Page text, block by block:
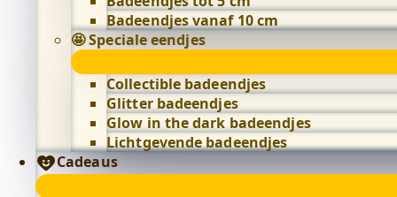
Badeendjes vanaf 10 cm
🤩 Speciale eendjes
Collectible badeendjes
Glitter badeendjes
Glow in the dark badeendjes
Lichtgevende badeendjes
Cadeaus